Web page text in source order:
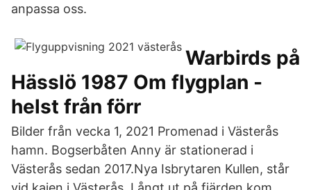
anpassa oss.
Warbirds på
Hässlö 1987 Om flygplan -
helst från förr
Bilder från vecka 1, 2021 Promenad i Västerås
hamn. Bogserbåten Anny är stationerad i
Västerås sedan 2017.Nya Isbrytaren Kullen, står